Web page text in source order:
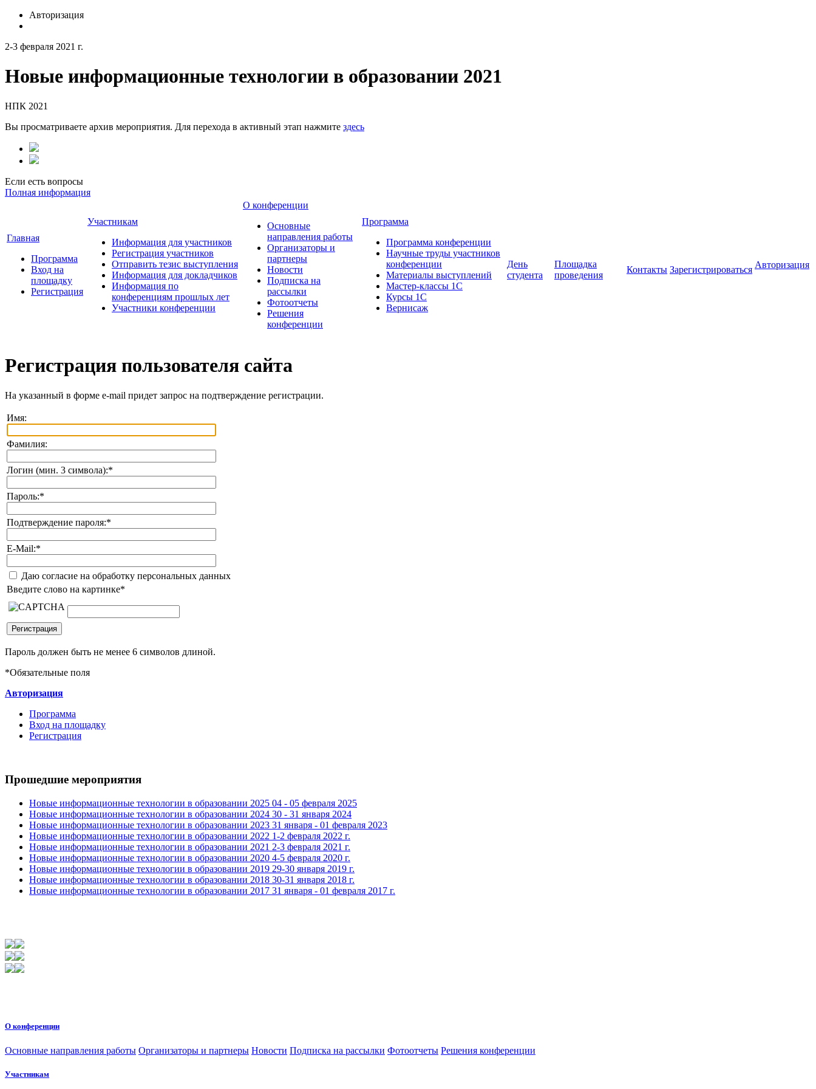
Авторизация
2-3 февраля 2021 г.
Новые информационные технологии в образовании 2021
НПК 2021
Вы просматриваете архив мероприятия. Для перехода в активный этап нажмите здесь
Если есть вопросы
Полная информация
Главная
Программа
Вход на
площадку
Регистрация
Участникам
Информация для участников
Регистрация участников
Отправить тезис выступления
Информация для докладчиков
Информация по
конференциям прошлых лет
Участники конференции
О конференции
Основные
направления работы
Организаторы и
партнеры
Новости
Подписка на
рассылки
Фотоотчеты
Решения
конференции
Программа
Программа конференции
Научные труды участников
конференции
Материалы выступлений
Мастер-классы 1С
Курсы 1С
Вернисаж
День
студента
Площадка
проведения
Контакты Зарегистрироваться Авторизация
Регистрация пользователя сайта
На указанный в форме e-mail придет запрос на подтверждение регистрации.
Имя:
Фамилия:
Логин (мин. 3 символа):*
Пароль:*
Подтверждение пароля:*
E-Mail:*
Даю согласие на обработку персональных данных
Введите слово на картинке*
Пароль должен быть не менее 6 символов длиной.
*Обязательные поля
Авторизация
Программа
Вход на площадку
Регистрация
Прошедшие мероприятия
Новые информационные технологии в образовании 2025 04 - 05 февраля 2025
Новые информационные технологии в образовании 2024 30 - 31 января 2024
Новые информационные технологии в образовании 2023 31 января - 01 февраля 2023
Новые информационные технологии в образовании 2022 1-2 февраля 2022 г.
Новые информационные технологии в образовании 2021 2-3 февраля 2021 г.
Новые информационные технологии в образовании 2020 4-5 февраля 2020 г.
Новые информационные технологии в образовании 2019 29-30 января 2019 г.
Новые информационные технологии в образовании 2018 30-31 января 2018 г.
Новые информационные технологии в образовании 2017 31 января - 01 февраля 2017 г.
О конференции
Основные направления работы Организаторы и партнеры Новости Подписка на рассылки Фотоотчеты Решения конференции
Участникам